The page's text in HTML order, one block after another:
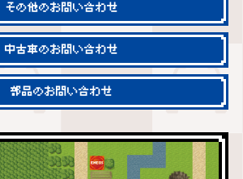
その他のお問い合わせ
中古車のお問い合わせ
部品のお問い合わせ